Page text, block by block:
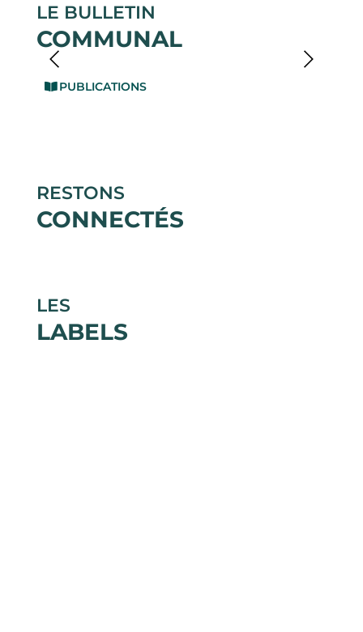
LE BULLETIN
COMMUNAL
PUBLICATIONS
RESTONS
CONNECTÉS
LES
LABELS